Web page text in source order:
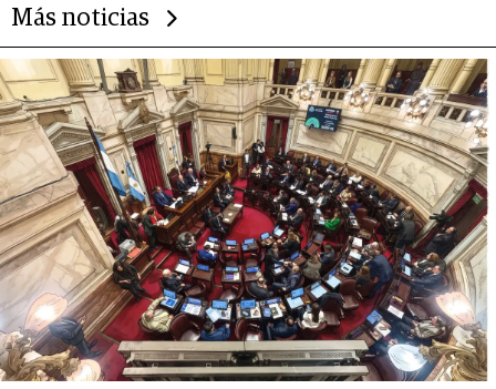
Más noticias